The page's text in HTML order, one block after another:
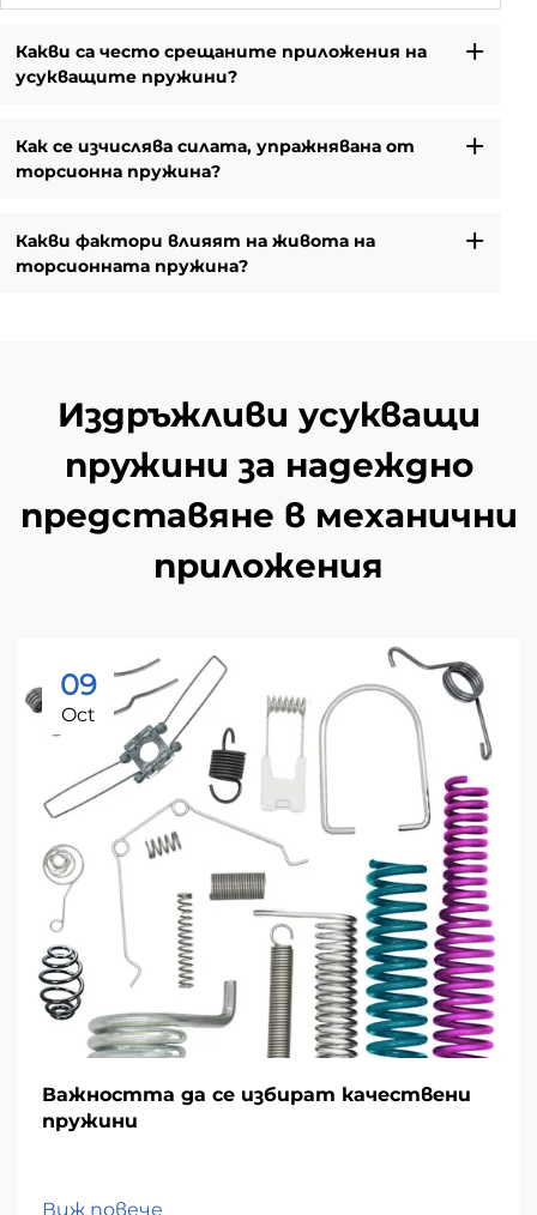
Какви са често срещаните приложения на
усукващите пружини?
Как се изчислява силата, упражнявана от
торсионна пружина?
Какви фактори влияят на живота на
торсионната пружина?
Издръжливи усукващи
пружини за надеждно
представяне в механични
приложения
09
Oct
Важността да се избират качествени
пружини
Виж повече